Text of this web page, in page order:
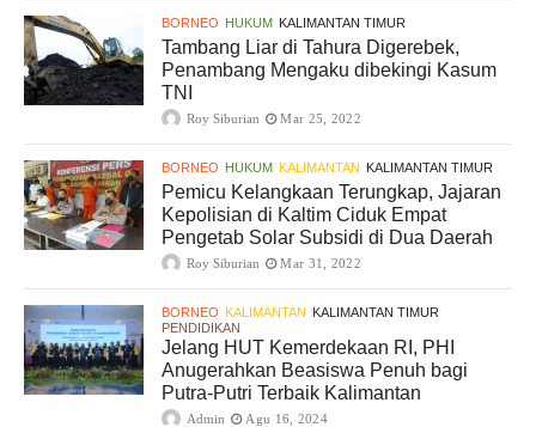
BORNEO HUKUM KALIMANTAN TIMUR
Tambang Liar di Tahura Digerebek,
Penambang Mengaku dibekingi Kasum
TNI
Roy Siburian Mar 25, 2022
BORNEO HUKUM KALIMANTAN KALIMANTAN TIMUR
Pemicu Kelangkaan Terungkap, Jajaran
Kepolisian di Kaltim Ciduk Empat
Pengetab Solar Subsidi di Dua Daerah
Roy Siburian Mar 31, 2022
BORNEO KALIMANTAN KALIMANTAN TIMUR
PENDIDIKAN
Jelang HUT Kemerdekaan RI, PHI
Anugerahkan Beasiswa Penuh bagi
Putra-Putri Terbaik Kalimantan
Admin Agu 16, 2024